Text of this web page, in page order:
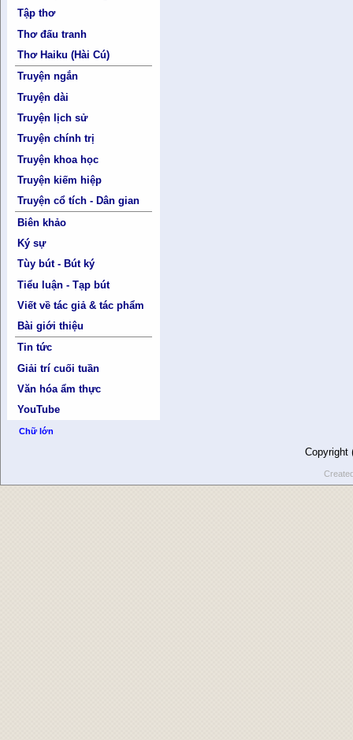
Tập thơ
Thơ đấu tranh
Thơ Haiku (Hài Cú)
Truyện ngắn
Truyện dài
Truyện lịch sử
Truyện chính trị
Truyện khoa học
Truyện kiếm hiệp
Truyện cổ tích - Dân gian
Biên khảo
Ký sự
Tùy bút - Bút ký
Tiểu luận - Tạp bút
Viết về tác giả & tác phẩm
Bài giới thiệu
Tin tức
Giải trí cuối tuần
Văn hóa ẩm thực
YouTube
Chữ lớn
Copyright